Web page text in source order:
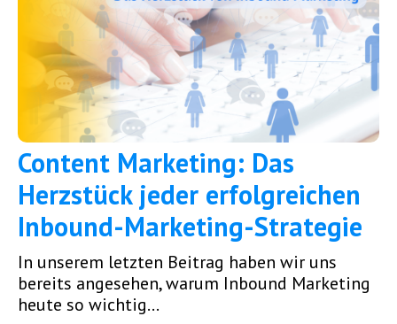
Content Marketing: Das
Herzstück jeder erfolgreichen
Inbound-Marketing-Strategie
In unserem letzten Beitrag haben wir uns
bereits angesehen, warum Inbound Marketing
heute so wichtig...